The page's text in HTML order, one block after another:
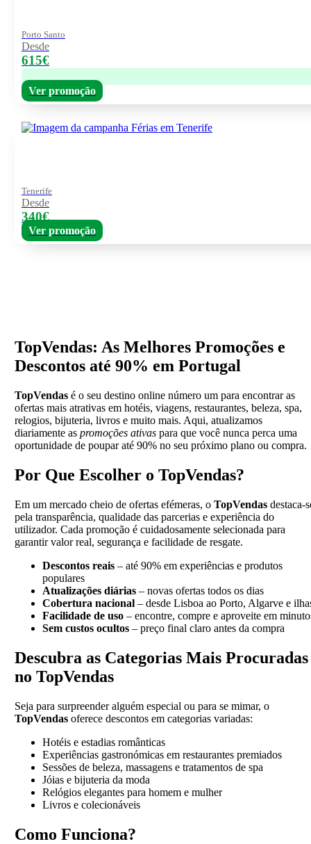
Porto Santo
Desde
615€
Ver promoção
Tenerife
Desde
340€
Ver promoção
TopVendas: As Melhores Promoções e
Descontos até 90% em Portugal
TopVendasé o seu destino online número um para encontrar as
ofertas mais atrativas em hotéis, viagens, restaurantes, beleza, spa,
relogios, bijuteria, livros e muito mais. Aqui, atualizamos
diariamente as promoções ativaspara que você nunca perca uma
oportunidade de poupar até 90% no seu próximo plano ou compra.
Por Que Escolher o TopVendas?
Em um mercado cheio de ofertas efémeras, o TopVendasdestaca-
pela transparência, qualidade das parcerias e experiência do
utilizador. Cada promoção é cuidadosamente selecionada para
garantir valor real, segurança e facilidade de resgate.
Descontos reais– até 90% em experiências e produtos
populares
Atualizações diárias– novas ofertas todos os dias
Cobertura nacional– desde Lisboa ao Porto, Algarve e
Facilidade de uso– encontre, compre e aproveite em
Sem custos ocultos– preço final claro antes da compra
Descubra as Categorias Mais Procuradas
no TopVendas
Seja para surpreender alguém especial ou para se mimar, o
TopVendasoferece descontos em categorias variadas:
Hotéis e estadias românticas
Experiências gastronómicas em restaurantes premiados
Sessões de beleza, massagens e tratamentos de spa
Jóias e bijuteria da moda
Relógios elegantes para homem e mulher
Livros e colecionáveis
Como Funciona?